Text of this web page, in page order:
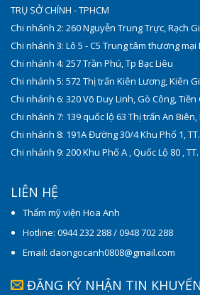
TRỤ SỞ CHÍNH - TPHCM
Chi nhánh 2: 260 Nguyễn Trung Trực, Rạch
Chi nhánh 3: Lô 5 - C5 Trung tâm thương mại
Chi nhánh 4: 257 Trần Phú, Tp Bạc Liêu
Chi nhánh 5: 572 Thị trấn Kiên Lương, Kiên
Chi nhánh 6: 320 Võ Duy Linh, Gò Công, Tiền
Chi nhánh 7: 139 quốc lộ 63 Thị trấn An
Chi nhánh 8: 191A Đường 30/4 Khu Phố 1,
Chi nhánh 9: 200 Khu Phố A , Quốc Lộ 80 ,
LIÊN HỆ
Thẩm mỹ viện Hoa Anh
Hotline: 0944 232 288 / 0948 702 288
Email: daongocanh0808@gmail.com
ĐĂNG KÝ NHẬN TIN